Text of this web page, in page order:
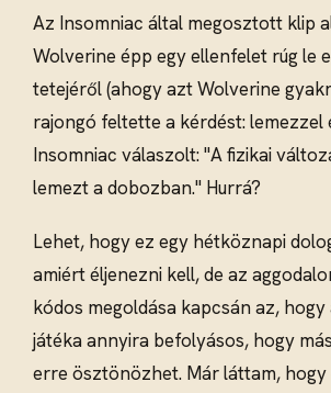
Az Insomniac által megosztott klip
Wolverine épp egy ellenfelet rúg le
tetejéről (ahogy azt Wolverine
rajongó feltette a kérdést: lemezzel
Insomniac válaszolt: "A fizikai
lemezt a dobozban." Hurrá?
Lehet, hogy ez egy hétköznapi
amiért éljenezni kell, de az
kódos megoldása kapcsán az,
játéka annyira befolyásos, hogy
erre ösztönözhet. Már láttam,